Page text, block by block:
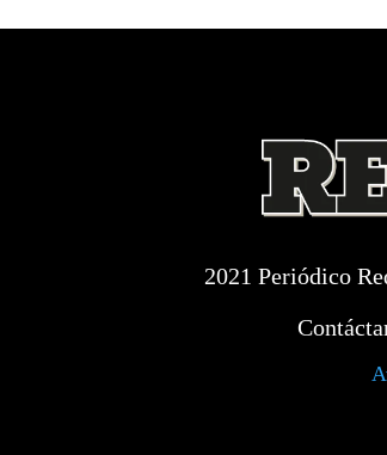
2021 Periódico